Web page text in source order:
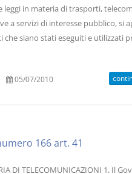
leggi in materia di trasporti,
a servizi di interesse pubblico, si
che siano stati eseguiti e utilizzati
05/07/2010
166 art. 41
DI TELECOMUNICAZIONI 1. Il